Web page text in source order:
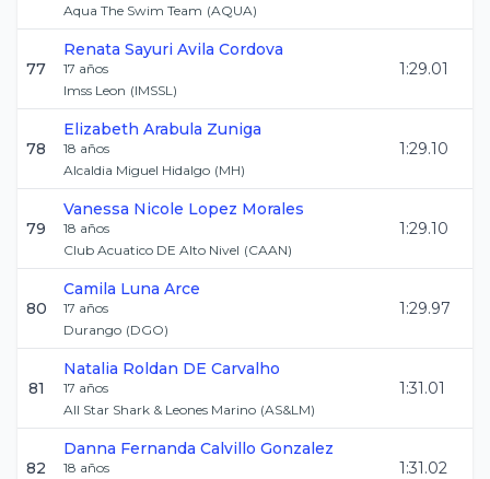
Aqua The Swim Team (AQUA)
77
Renata Sayuri Avila Cordova
17 años
Imss Leon (IMSSL)
1:29.01
78
Elizabeth Arabula Zuniga
18 años
Alcaldia Miguel Hidalgo (MH)
1:29.10
79
Vanessa Nicole Lopez Morales
18 años
Club Acuatico DE Alto Nivel (CAAN)
1:29.10
80
Camila Luna Arce
17 años
Durango (DGO)
1:29.97
81
Natalia Roldan DE Carvalho
17 años
All Star Shark & Leones Marino (AS&LM)
1:31.01
82
Danna Fernanda Calvillo Gonzalez
18 años
1:31.02